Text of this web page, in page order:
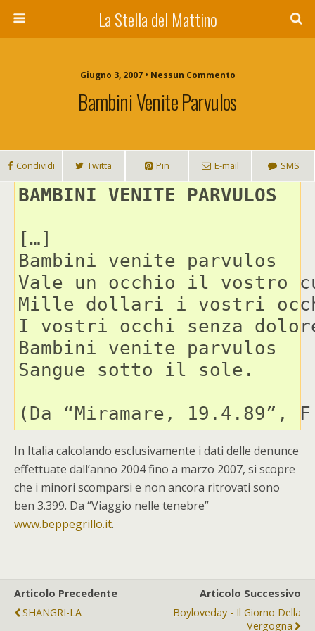
La Stella del Mattino
Giugno 3, 2007 • Nessun Commento
Bambini Venite Parvulos
Condividi Twitta Pin E-mail SMS
BAMBINI VENITE PARVULOS
[…]
Bambini venite parvulos
Vale un occhio il vostro
Mille dollari i vostri
I vostri occhi senza
Bambini venite parvulos
Sangue sotto il sole.
(Da “Miramare, 19.4.89”,
In Italia calcolando esclusivamente i dati delle denunce
effettuate dall’anno 2004 fino a marzo 2007, si scopre
che i minori scomparsi e non ancora ritrovati sono
ben 3.399. Da “Viaggio nelle tenebre”
www.beppegrillo.it.
Articolo Precedente
SHANGRI-LA
Articolo Successivo
Boyloveday - Il Giorno Della
Vergogna